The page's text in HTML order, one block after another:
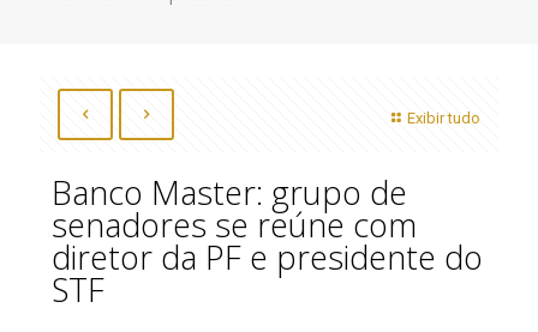
Exibir tudo
Banco Master: grupo de
senadores se reúne com
diretor da PF e presidente do
STF